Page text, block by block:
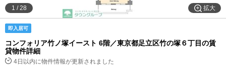
不動産会社から
拡大
1 /28
即入居可
コンフォリア竹ノ塚イースト 6階／東京都足立区竹の塚６丁目の賃
貸物件詳細
4日以内に物件情報が更新されました